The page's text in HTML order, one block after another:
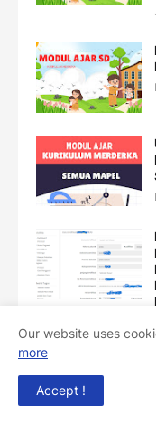
Our website uses
more
Accept !